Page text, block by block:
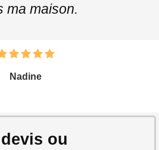
ma maison.
Nadine
ou